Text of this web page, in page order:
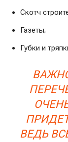
Скотч
Газеты;
Губки и
ВЕДЬ